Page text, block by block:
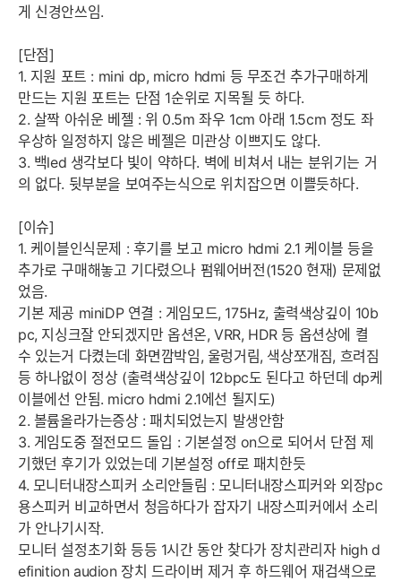
게 신경안쓰임.
[단점]
1. 지원 포트 : mini dp, micro hdmi 등 무조건 추가구매하게
만드는 지원 포트는 단점 1순위로 지목될 듯 하다.
2. 살짝 아쉬운 베젤 : 위 0.5m 좌우 1cm 아래 1.5cm 정도 좌
우상하 일정하지 않은 베젤은 미관상 이쁘지도 않다.
3. 백led 생각보다 빛이 약하다. 벽에 비쳐서 내는 분위기는 거
의 없다. 뒷부분을 보여주는식으로 위치잡으면 이쁠듯하다.
[이슈]
1. 케이블인식문제 : 후기를 보고 micro hdmi 2.1 케이블 등을
추가로 구매해놓고 기다렸으나 펌웨어버전(1520 현재) 문제없
었음.
기본 제공 miniDP 연결 : 게임모드, 175Hz, 출력색상깊이 10b
pc, 지싱크잘 안되겠지만 옵션온, VRR, HDR 등 옵션상에 켤
수 있는거 다켰는데 화면깜박임, 울렁거림, 색상쪼개짐, 흐려짐
등 하나없이 정상 (출력색상깊이 12bpc도 된다고 하던데 dp케
이블에선 안됨. micro hdmi 2.1에선 될지도)
2. 볼륨올라가는증상 : 패치되었는지 발생안함
3. 게임도중 절전모드 돌입 : 기본설정 on으로 되어서 단점 제
기했던 후기가 있었는데 기본설정 off로 패치한듯
4. 모니터내장스피커 소리안들림 : 모니터내장스피커와 외장pc
용스피커 비교하면서 청음하다가 잡자기 내장스피커에서 소리
가 안나기시작.
모니터 설정초기화 등등 1시간 동안 찾다가 장치관리자 high d
efinition audion 장치 드라이버 제거 후 하드웨어 재검색으로